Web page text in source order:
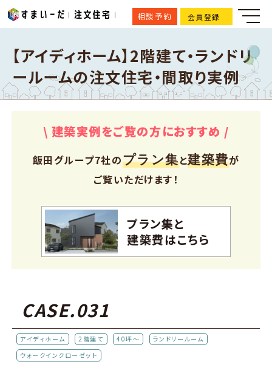
相談予約 会員登録
【アイディホーム】2階建て・ランドリ
ールームの注文住宅・間取り実例
\ 建築実例をご覧の方におすすめ /
飯田グループ7社のプラン集と建築費が
ご覧いただけます！
プラン集と
建築費はこちら
CASE.031
アイディホーム 2階建て 40坪～
ランドリールーム
ウォークインクローゼット